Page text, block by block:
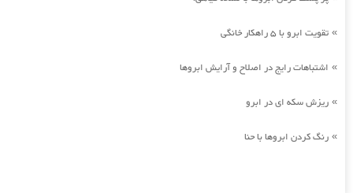
» تقویت ابرو با 5 راهکار خانگی
» اشتباهات رایج در اصلاح و آرایش ابروها
» ریزش سکه ای در ابرو
» رنگ کردن ابروها با حنا